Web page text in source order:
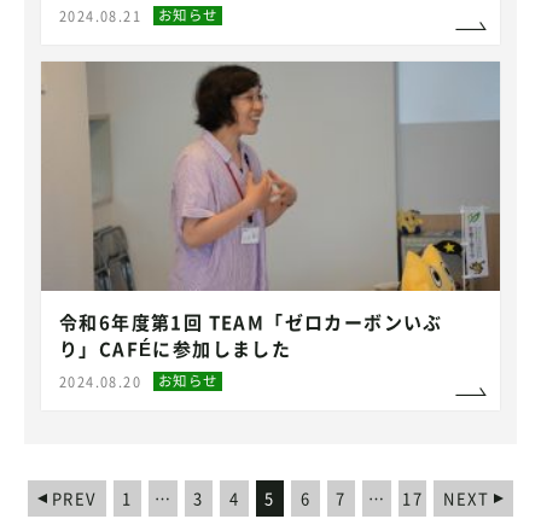
2024.08.21 お知らせ
令和6年度第1回 TEAM「ゼロカーボンいぶ
り」CAFÉに参加しました
2024.08.20 お知らせ
PREV 1 … 3 4 5 6 7 … 17 NEXT